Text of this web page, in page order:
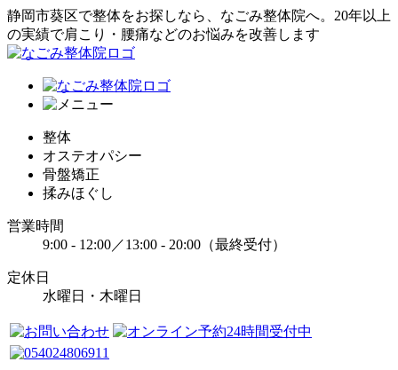
静岡市葵区で整体をお探しなら、なごみ整体院へ。20年以上
の実績で肩こり・腰痛などのお悩みを改善します
整体
オステオパシー
骨盤矯正
揉みほぐし
営業時間
9:00 - 12:00／13:00 - 20:00（最終受付）
定休日
水曜日・木曜日